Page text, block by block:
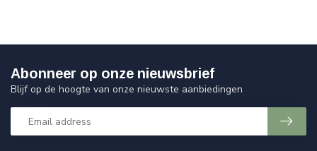
Abonneer op onze nieuwsbrief
Blijf op de hoogte van onze nieuwste aanbiedingen